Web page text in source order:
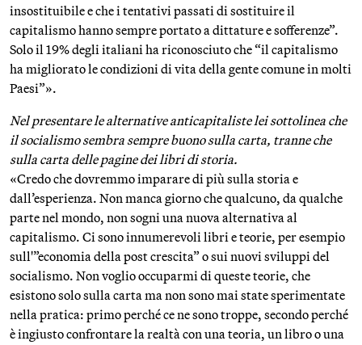
insostituibile e che i tentativi passati di sostituire il
capitalismo hanno sempre portato a dittature e sofferenze”.
Solo il 19% degli italiani ha riconosciuto che “il capitalismo
ha migliorato le condizioni di vita della gente comune in molti
Paesi”».
Nel presentare le alternative anticapitaliste lei sottolinea che
il socialismo sembra sempre buono sulla carta, tranne che
sulla carta delle pagine dei libri di storia.
«Credo che dovremmo imparare di più sulla storia e
dall’esperienza. Non manca giorno che qualcuno, da qualche
parte nel mondo, non sogni una nuova alternativa al
capitalismo. Ci sono innumerevoli libri e teorie, per esempio
sull'”economia della post crescita” o sui nuovi sviluppi del
socialismo. Non voglio occuparmi di queste teorie, che
esistono solo sulla carta ma non sono mai state sperimentate
nella pratica: primo perché ce ne sono troppe, secondo perché
è ingiusto confrontare la realtà con una teoria, un libro o una